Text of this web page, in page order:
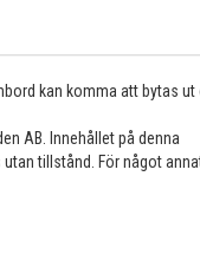
kan komma att bytas ut
AB. Innehållet på denna
tillstånd. För något